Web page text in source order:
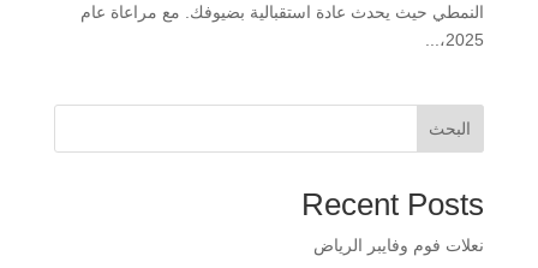
النمطي حيث يحدث عادة استقبالية بضيوفك. مع مراعاة عام
2025،...
البحث
Recent Posts
​نعلات فوم وفايبر الرياض